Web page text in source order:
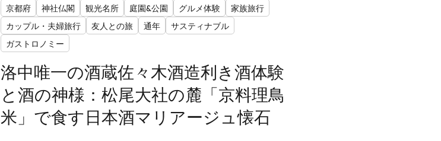
京都府 神社仏閣 観光名所 庭園&公園 グルメ体験
家族旅行
カップル・夫婦旅行
友人との旅 通年
サスティナブル
ガストロノミー
洛中唯一の酒蔵佐々木酒造利き酒体験
と酒の神様：松尾大社の麓「京料理鳥
米」で食す日本酒マリアージュ懐石